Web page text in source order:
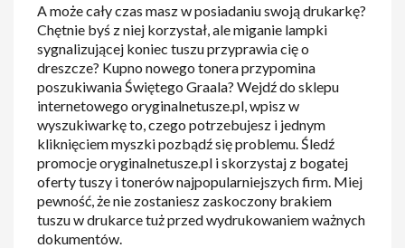
A może cały czas masz w posiadaniu swoją drukarkę?
Chętnie byś z niej korzystał, ale miganie lampki
sygnalizującej koniec tuszu przyprawia cię o
dreszcze? Kupno nowego tonera przypomina
poszukiwania Świętego Graala? Wejdź do sklepu
internetowego oryginalnetusze.pl, wpisz w
wyszukiwarkę to, czego potrzebujesz i jednym
kliknięciem myszki pozbądź się problemu. Śledź
promocje oryginalnetusze.pl i skorzystaj z bogatej
oferty tuszy i tonerów najpopularniejszych firm. Miej
pewność, że nie zostaniesz zaskoczony brakiem
tuszu w drukarce tuż przed wydrukowaniem ważnych
dokumentów.